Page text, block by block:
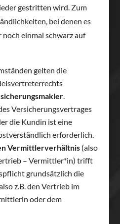
gestritten wird. Zum
bei denen es
einmal schwarz auf
gelten die
.
Versicherungsvertrages
die Kundin ist eine
erforderlich.
Vermittlerverhältnis(also
– Vermittler*in) trifft
grundsätzlich die
z.B. den Vertrieb im
oder dem